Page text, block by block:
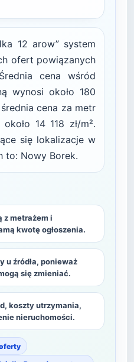
12 arow” system
ofert powiązanych
cena wśród
wynosi około 180
cena za metr
14 118 zł/m².
się lokalizacje w
to: Nowy Borek.
z metrażem i
kwotę ogłoszenia.
u źródła, ponieważ
się zmieniać.
koszty utrzymania,
nieruchomości.